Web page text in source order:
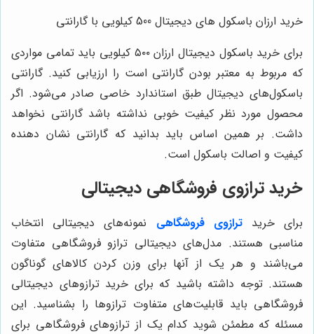
خرید ارزان باسکول های دیجیتال 500 کیلویی با گارانتی
برای خرید باسکول دیجیتال ارزان ۵۰۰ کیلویی باید تمامی مواردی
که مربوط به معتبر بودن گارانتی است را ارزیابی کنید. گارانتی
باسکول‌های دیجیتال طبق استاندارد خاصی صادر می‌شود. اگر
محصول مورد نظر کیفیت خوبی نداشته باشد گارانتی نخواهد
داشت. بر همین اساس باید بدانید که گارانتی نشان دهنده
کیفیت و اصالت باسکول است.
خرید ترازوی فروشگاهی دیجیتالی
برای خریدترازوی فروشگاهی نمونه‌های دیجیتالی انتخاب
مناسبی هستند. مدل‌های دیجیتالی ترازو فروشگاهی متفاوت
می‌باشند و هر یک از آنها برای وزن کردن کالاهای گوناگون
هستند. توجه داشته باشید که برای خرید ترازوهای دیجیتالی
فروشگاهی باید قابلیت‌های متفاوت ترازوها را بشناسید. این
مسئله که مطمئن شوید کدام یک از ترازوهای فروشگاهی برای